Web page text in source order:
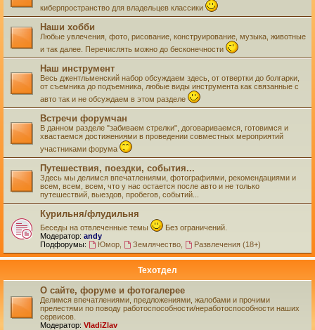
киберпространство для владельцев классики
Наши хобби
Любые увлечения, фото, рисование, конструирование, музыка, животные
и так далее. Перечислять можно до бесконечности
Наш инструмент
Весь джентльменский набор обсуждаем здесь, от отвертки до болгарки,
от съемника до подъемника, любые виды инструмента как связанные с
авто так и не обсуждаем в этом разделе
Встречи форумчан
В данном разделе "забиваем стрелки", договариваемся, готовимся и
хвастаемся достижениями в проведении совместных мероприятий
участниками форума
Путешествия, поездки, события...
Здесь мы делимся впечатлениями, фотографиями, рекомендациями и
всем, всем, всем, что у нас остается после авто и не только
путешествий, выездов, пробегов, событий...
Курильня/флудильня
Беседы на отвлеченные темы
Без ограничений.
Модератор: andy
Подфорумы:
Юмор, Землячество, Развлечения (18+)
Техотдел
О сайте, форуме и фотогалерее
Делимся впечатлениями, предложениями, жалобами и прочими
прелестями по поводу работоспособности/неработоспособности наших
сервисов.
Модератор: VladiZlav